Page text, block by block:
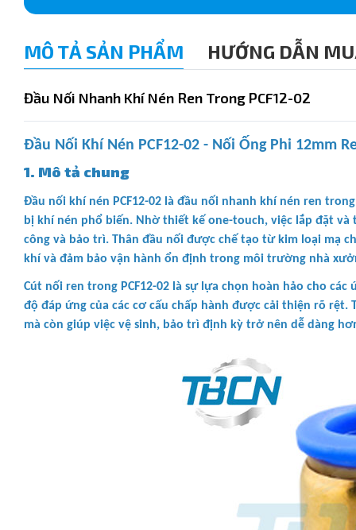
MÔ TẢ SẢN PHẨM HƯỚNG DẪN
Đầu Nối Nhanh Khí Nén Ren Trong PCF12-02
Đầu Nối Khí Nén PCF12-02 - Nối Ống Phi 12mm
1. Mô tả chung
Đầu nối khí nén PCF12-02 là đầu nối nhanh khí nén ren
bị khí nén phổ biến. Nhờ thiết kế one-touch, việc lắp đặt
công và bảo trì. Thân đầu nối được chế tạo từ kim loại mạ
khí và đảm bảo vận hành ổn định trong môi trường nhà
Cút nối ren trong PCF12-02 là sự lựa chọn hoàn hảo cho
độ đáp ứng của các cơ cấu chấp hành được cải thiện rõ
mà còn giúp việc vệ sinh, bảo trì định kỳ trở nên dễ dàng